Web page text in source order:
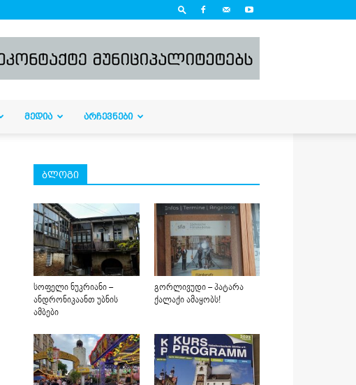
ᲛᲔᲓᲘᲐ ᲐᲠᲩᲔᲕᲜᲔᲑᲘ
ბლოგი
სოფელი ნუკრიანი –
ანდრონიკაანთ უბნის
ამბები
გორლივუდი – პატარა
ქალაქი ამაყობს!